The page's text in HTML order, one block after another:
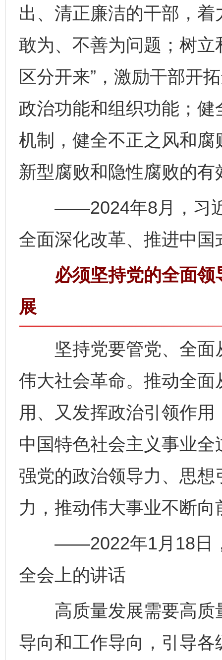
出、清正廉洁的干部，
敢为、不善为问题；树立
区分开来”，激励干部开
政治功能和组织功能；
机制，健全不正之风和
新型腐败和隐性腐败的有
——2024年8月，习近
全面深化改革、推进中
必须坚持党的全面领
展
坚持党要管党、全面
伟大社会革命。推动全
用、又发挥政治引领作
中国特色社会主义事业
强党的政治领导力、思
力，推动伟大事业不断向
——2022年1月18日，
全会上的讲话
高质量发展需要高质
导向和工作导向，引导